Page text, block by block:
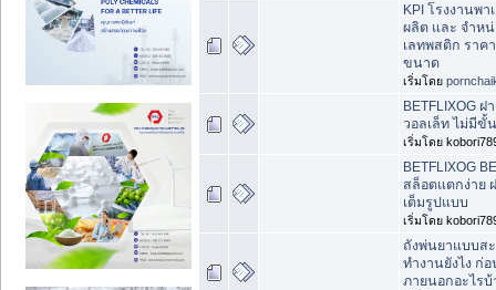
KPI โรงงานพ
ผลิต และ จำห
เลทพสติก ราค
ขนาด
เริ่มโดย
BETFLIXOG
วอลเล็ท ไม่มีขั้
เริ่มโดย
BETFLIXOG
สล็อตแตกง่าย
เต็มรูปแบบ
เริ่มโดย
ถังพ่นยาแบบส
ทำงานยังไง ก่
ภายนอกอะไรบ้